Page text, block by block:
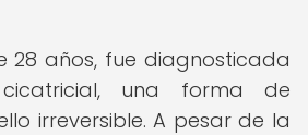
28 años, fue diagnosticada
una forma de
irreversible. A pesar de la